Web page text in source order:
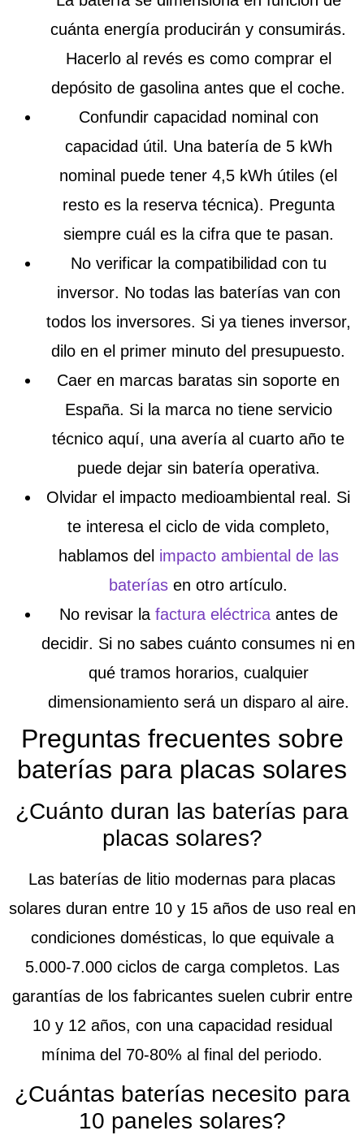
cuánta energía producirán y consumirás.
Hacerlo al revés es como comprar el
depósito de gasolina antes que el coche.
Confundir capacidad nominal con
capacidad útil . Una batería de 5 kWh
nominal puede tener 4,5 kWh útiles (el
resto es la reserva técnica). Pregunta
siempre cuál es la cifra que te pasan.
No verificar la compatibilidad con tu
inversor. No todas las baterías van con
todos los inversores. Si ya tienes inversor,
dilo en el primer minuto del presupuesto.
Caer en marcas baratas sin soporte en
España. Si la marca no tiene servicio
técnico aquí, una avería al cuarto año te
puede dejar sin batería operativa.
Olvidar el impacto medioambiental real . Si
te interesa el ciclo de vida completo,
hablamos del impacto ambiental de las
baterías en otro artículo.
No revisar la factura eléctricaantes de
decidir. Si no sabes cuánto consumes ni en
qué tramos horarios, cualquier
dimensionamiento será un disparo al aire.
Preguntas frecuentes sobre
baterías para placas solares
¿Cuánto duran las baterías para
placas solares?
Las baterías de litio modernas para placas
solares duran entre 10 y 15 años de uso real en
condiciones domésticas, lo que equivale a
5.000-7.000 ciclos de carga completos. Las
garantías de los fabricantes suelen cubrir entre
10 y 12 años, con una capacidad residual
mínima del 70-80% al final del periodo.
¿Cuántas baterías necesito para
10 paneles solares?